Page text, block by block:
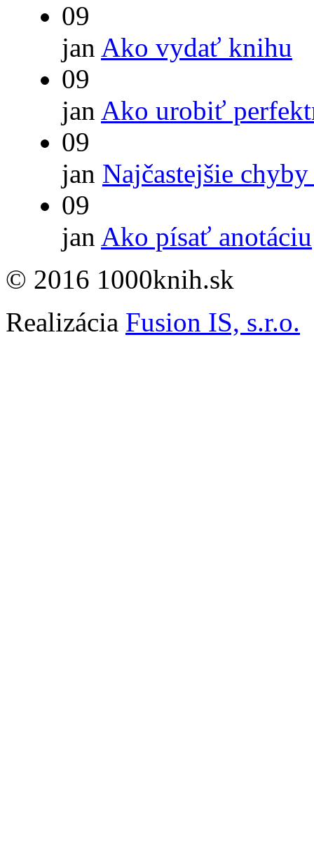
09
jan Ako vydať knihu
09
jan Ako urobiť
09
jan Najčastejšie
09
jan Ako písať anotáciu
© 2016 1000knih.sk
Realizácia Fusion IS, s.r.o.